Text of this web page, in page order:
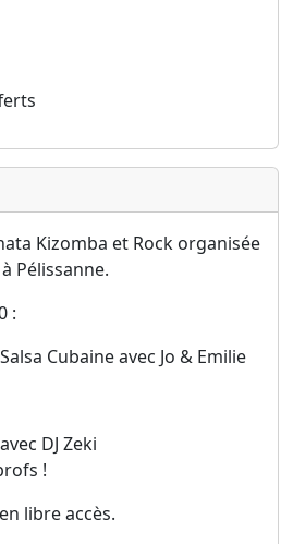
Kizomba et Rock organisée
Pélissanne.
:
Cubaine avec Jo & Emilie
DJ Zeki
!
libre accès.